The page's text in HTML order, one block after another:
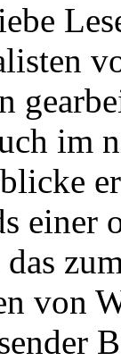
im
einer
von